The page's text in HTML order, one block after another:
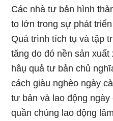
Các nhà tư bản hình
to lớn trong sự phát
Quá trình tích tụ và tập
tăng do đó nền sản
hâụ quả tư bản chủ
cách giàu nghèo ngày
tư bản và lao động
quần chúng lao động